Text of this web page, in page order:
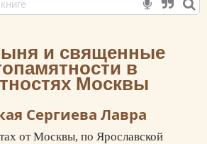
и священные
в
Москвы
Сергиева Лавра
от Москвы, по Ярославской